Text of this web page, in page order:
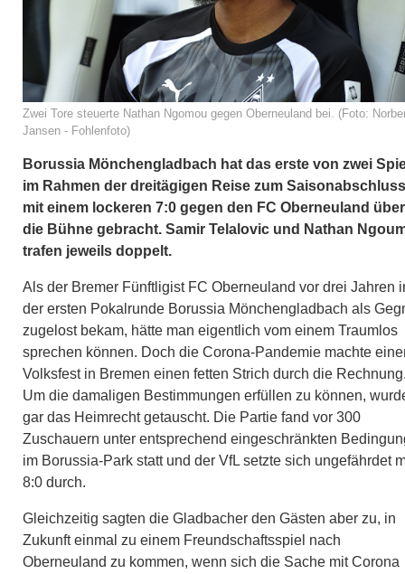
Zwei Tore steuerte Nathan Ngomou gegen Oberneuland bei. (Foto:
Jansen - Fohlenfoto)
Borussia Mönchengladbach hat das erste von zwei
im Rahmen der dreitägigen Reise zum Saisonabschluss
mit einem lockeren 7:0 gegen den FC Oberneuland über
die Bühne gebracht. Samir Telalovic und Nathan
trafen jeweils doppelt.
Als der Bremer Fünftligist FC Oberneuland vor drei Jahren
der ersten Pokalrunde Borussia Mönchengladbach als
zugelost bekam, hätte man eigentlich vom einem Traumlos
sprechen können. Doch die Corona-Pandemie machte
Volksfest in Bremen einen fetten Strich durch die
Um die damaligen Bestimmungen erfüllen zu können,
gar das Heimrecht getauscht. Die Partie fand vor 300
Zuschauern unter entsprechend eingeschränkten
im Borussia-Park statt und der VfL setzte sich ungefährdet
8:0 durch.
Gleichzeitig sagten die Gladbacher den Gästen aber zu, in
Zukunft einmal zu einem Freundschaftsspiel nach
Oberneuland zu kommen, wenn sich die Sache mit Corona